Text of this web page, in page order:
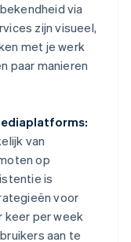
via
zijn visueel,
met je werk
paar manieren
van
op
is
voor
keer per week
aan te